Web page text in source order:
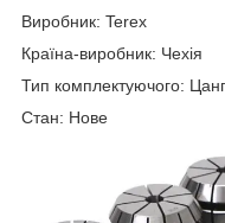
Виробник: Terex
Країна-виробник: Чехія
Тип комплектуючого:
Стан: Нове